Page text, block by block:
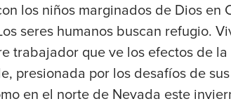
los niños marginados de Dios en
seres humanos buscan refugio.
trabajador que ve los efectos de la
presionada por los desafíos de
en el norte de Nevada este